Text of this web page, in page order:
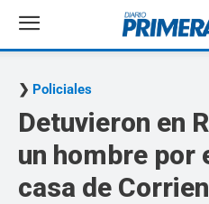
Policiales
Detuvieron en
un hombre por
casa de